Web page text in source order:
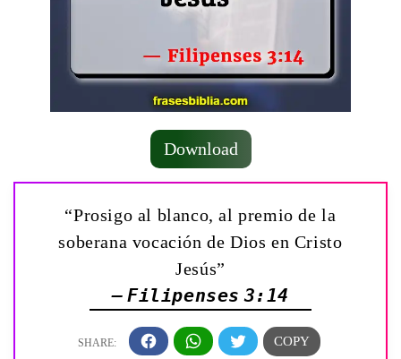
Download
“Prosigo al blanco, al premio de la
soberana vocación de Dios en Cristo
Jesús”
— Filipenses 3:14